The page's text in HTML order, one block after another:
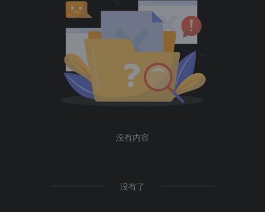
没有内容
没有了